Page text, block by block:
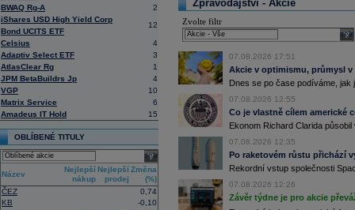
BWAQ Rg-A
2
iShares USD High Yield Corp
Bond UCITS ETF
12
Celsius
4
Adaptiv Select ETF
3
AtlasClear Rg
1
JPM BetaBuildrs Jp
4
VGP
10
Matrix Service
6
Amadeus IT Hold
15
OBLÍBENÉ TITULY
select
Název
Nejlepší
nákup
Nejlepší
prodej
Změna
(%)
ČEZ
0,74
KB
-0,10
nějakou dobu potrvá. Agentuře
Armin Papperger. Společná výroba
doplnit arzenál Spojeným státům,
(ČTK)
16:07 Conocophillips ......
15:38 Zisky evropských firem s vysokou
vzrostly nejvíce od třetího čtvrtletí
energetických firem. S odkazem na
uvedla agentura Reuters. Dobré
oceli a chemického průmyslu (ČTK)
15:26 Cloudflare - JP......
15:05 Block - Bernste
14:49
Airbnb - JP Mor
......
14:24
Roche - Morgan ......
13:59 DHL - Bernstein
13:44 BAE Systems - M ...
13:04 Jedna z největších světových
Zpravodajství - Akcie
Zvolte filtr
07.08.2026 17:51
Akcie v optimismu, průmysl
Dnes se po čase podíváme,
07.08.2026 12:55
Co je vlastně cílem americké
Ekonom Richard Clarida
07.08.2026 12:35
Po raketovém růstu přichází
Rekordní vstup společnosti
07.08.2026 12:26
Závěr týdne je pro akcie